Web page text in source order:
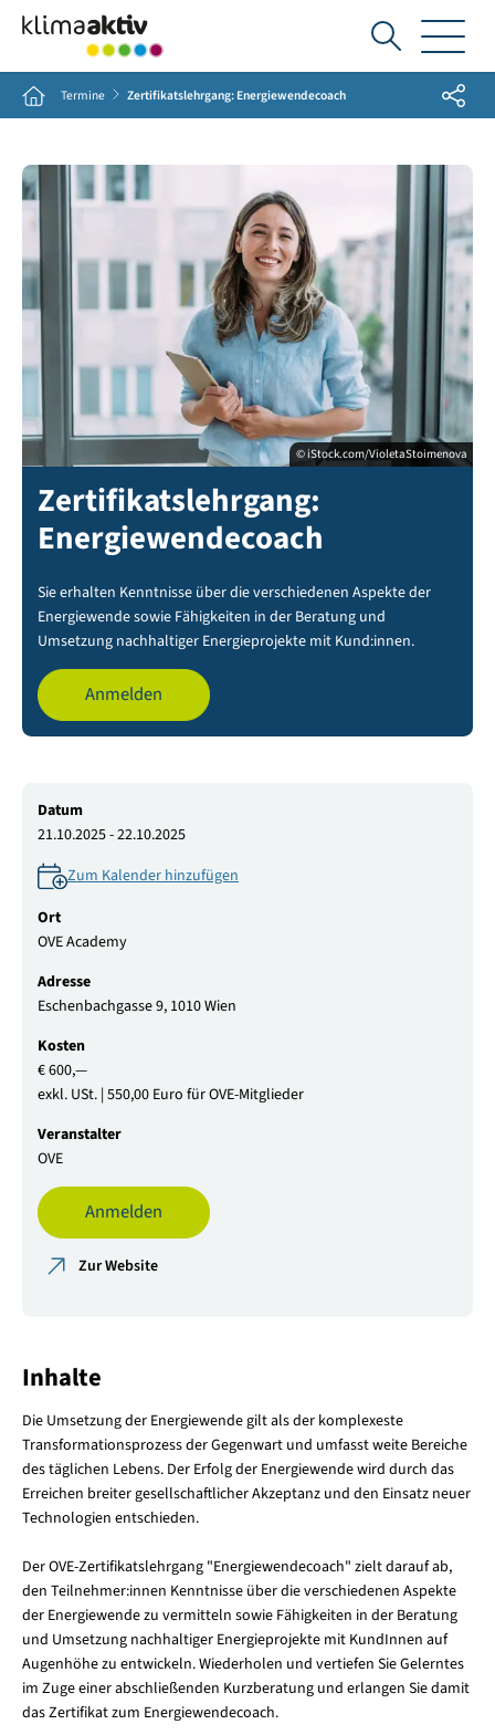
Ich
suche...
Home Termine Zertifikatslehrgang: Energiewendecoach Share
© iStock.com/VioletaStoimenova
Zertifikatslehrgang:
Energiewendecoach
Sie erhalten Kenntnisse über die verschiedenen Aspekte der
Energiewende sowie Fähigkeiten in der Beratung und
Umsetzung nachhaltiger Energieprojekte mit Kund:innen.
Anmelden
Inhalte
Die Umsetzung der Energiewende gilt als der komplexeste
Transformationsprozess der Gegenwart und umfasst weite Bereiche
des täglichen Lebens. Der Erfolg der Energiewende wird durch das
Erreichen breiter gesellschaftlicher Akzeptanz und den Einsatz neuer
Technologien entschieden.
Der OVE-Zertifikatslehrgang "Energiewendecoach" zielt darauf ab,
den Teilnehmer:innen Kenntnisse über die verschiedenen Aspekte
der Energiewende zu vermitteln sowie Fähigkeiten in der Beratung
und Umsetzung nachhaltiger Energieprojekte mit KundInnen auf
Augenhöhe zu entwickeln. Wiederholen und vertiefen Sie Gelerntes
im Zuge einer abschließenden Kurzberatung und erlangen Sie damit
das Zertifikat zum Energiewendecoach.
Datum
21.10.2025 - 22.10.2025
Zum Kalender hinzufügen
Ort
OVE Academy
Adresse
Eschenbachgasse 9, 1010 Wien
Kosten
€ 600,—
exkl. USt. | 550,00 Euro für OVE-Mitglieder
Veranstalter
OVE
Anmelden
Zur Website